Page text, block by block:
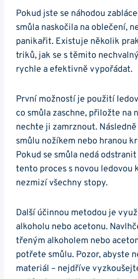
Pokud jste se náhodou
smůla naskočila na oblečení,
panikařit. Existuje několik
triků, jak se s těmito
rychle a efektivně vypořádat.
První možností je použití
co smůla zaschne, přiložte na
nechte ji zamrznout.
smůlu nožíkem nebo hranou
Pokud se smůla nedá
tento proces s novou ledovou
nezmizí všechny stopy.
Další účinnou metodou je
alkoholu nebo acetonu.
třeným alkoholem nebo
potřete smůlu. Pozor, abyste
materiál – nejdříve